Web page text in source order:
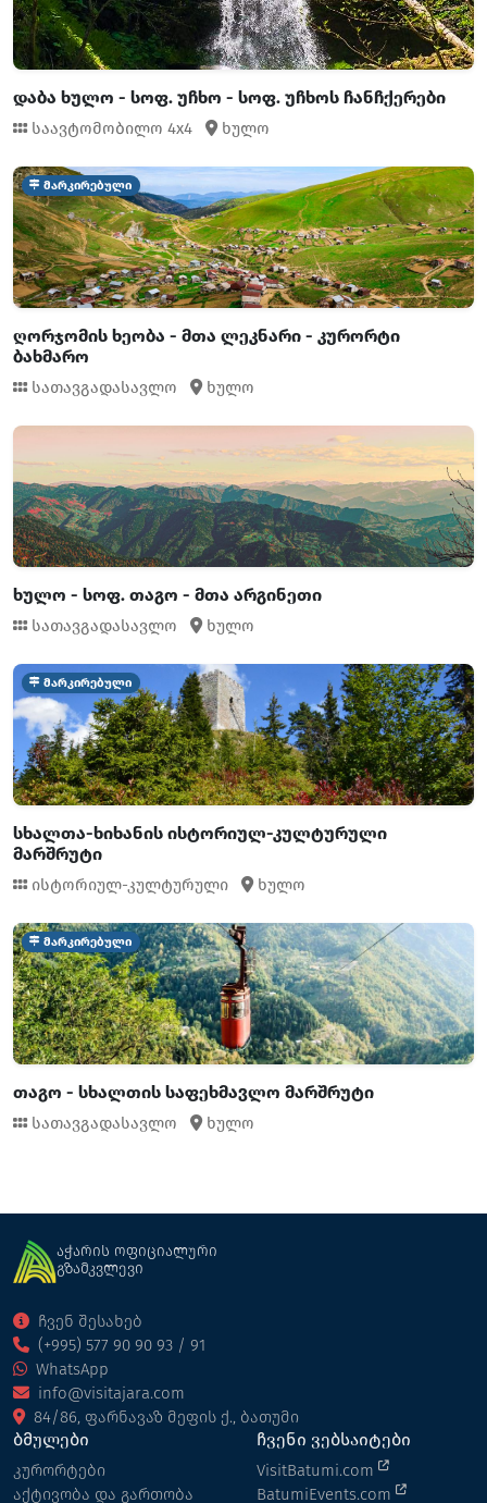
დაბა ხულო - სოფ. უჩხო - სოფ. უჩხოს ჩანჩქერები
საავტომობილო 4x4 ხულო
მარკირებული
ღორჯომის ხეობა - მთა ლეკნარი - კურორტი
ბახმარო
სათავგადასავლო ხულო
ხულო - სოფ. თაგო - მთა არგინეთი
სათავგადასავლო ხულო
მარკირებული
სხალთა-ხიხანის ისტორიულ-კულტურული
მარშრუტი
ისტორიულ-კულტურული ხულო
მარკირებული
თაგო - სხალთის საფეხმავლო მარშრუტი
სათავგადასავლო ხულო
აჭარის ოფიციალური
გზამკვლევი
ჩვენ შესახებ
(+995) 577 90 90 93 / 91
WhatsApp
info@visitajara.com
84/86, ფარნავაზ მეფის ქ., ბათუმი
ბმულები
კურორტები
აქტივობა და გართობა
ჩვენი ვებსაიტები
VisitBatumi.com
BatumiEvents.com